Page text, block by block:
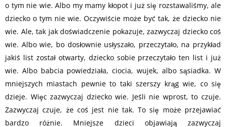
o tym nie wie. Albo my mamy kłopot i już się rozstawaliśmy, ale
dziecko o tym nie wie. Oczywiście może być tak, że dziecko nie
wie. Ale, tak jak doświadczenie pokazuje, zazwyczaj dziecko coś
wie. Albo wie, bo dosłownie usłyszało, przeczytało, na przykład
jakiś list został otwarty, dziecko sobie przeczytało ten list i już
wie. Albo babcia powiedziała, ciocia, wujek, albo sąsiadka. W
mniejszych miastach pewnie to taki szerszy krąg wie, co się
dzieje. Więc zazwyczaj dziecko wie. Jeśli nie wprost, to czuje.
Zazwyczaj czuje, że coś jest nie tak. To się może przejawiać
bardzo różnie. Mniejsze dzieci objawiają zazwyczaj